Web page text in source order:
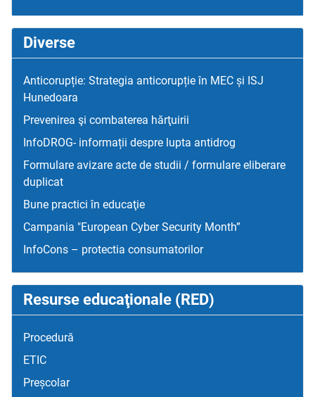
Diverse
Anticorupție: Strategia anticorupție în MEC și ISJ
Hunedoara
Prevenirea şi combaterea hărţuirii
InfoDROG- informații despre lupta antidrog
Formulare avizare acte de studii / formulare eliberare
duplicat
Bune practici în educaţie
Campania "European Cyber Security Month”
InfoCons – protectia consumatorilor
Resurse educaţionale (RED)
Procedură
ETIC
Preșcolar